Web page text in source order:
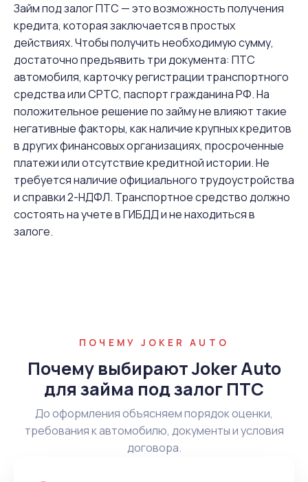
Займ под залог ПТС — это возможность получения
кредита, которая заключается в простых
действиях. Чтобы получить необходимую сумму,
достаточно предъявить три документа: ПТС
автомобиля, карточку регистрации транспортного
средства или СРТС, паспорт гражданина РФ. На
положительное решение по займу не влияют такие
негативные факторы, как наличие крупных кредитов
в других финансовых организациях, просроченные
платежи или отсутствие кредитной истории. Не
требуется наличие официального трудоустройства
и справки 2-НДФЛ. Транспортное средство должно
состоять на учете в ГИБДД и не находиться в
залоге.
ПОЧЕМУ JOKER AUTO
Почему выбирают Joker Auto
для займа под залог ПТС
До оформления объясняем порядок оценки,
требования к автомобилю, документы и условия
договора.